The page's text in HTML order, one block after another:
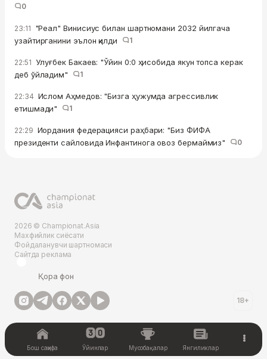
0
23:11 "Реал" Винисиус билан шартномани 2032 йилгача
узайтирганини эълон қилди
1
22:51 Улуғбек Бакаев: "Ўйин 0:0 ҳисобида якун топса керак
деб ўйладим"
1
22:34 Ислом Аҳмедов: "Бизга ҳужумда агрессивлик
етишмади"
1
22:29 Иордания федерацияси раҳбари: "Биз ФИФА
президенти сайловида Инфантинога овоз бермаймиз"
0
2026 © Championat.Asia
Махфийлик сиёсати
Фойдаланувчи шартномаси
Сайтда реклама
Қора фон
18+
Бош саҳифа Ўйинлар Мусобақалар Янгиликлар